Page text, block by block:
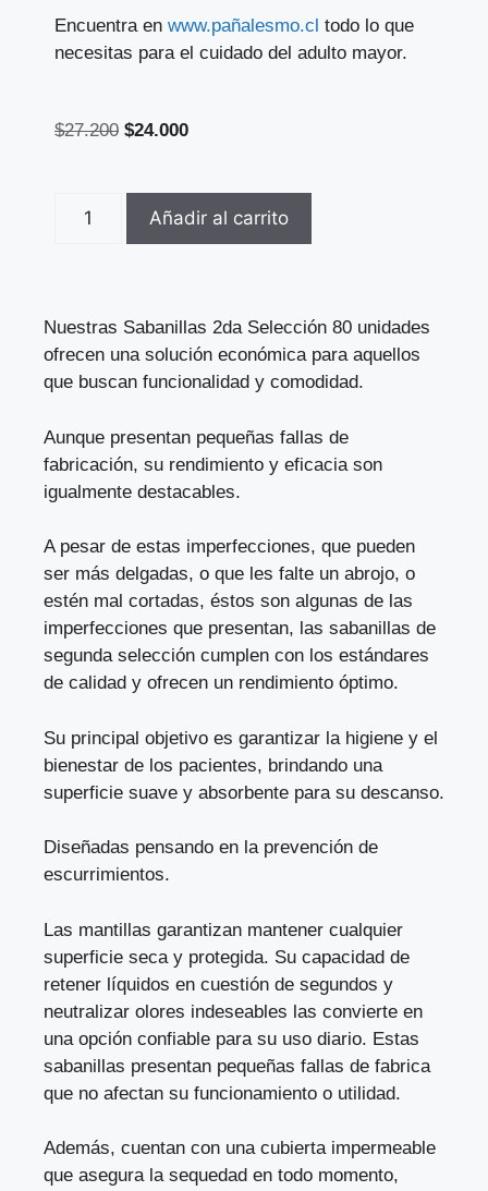
Encuentra en www.pañalesmo.cl todo lo que
necesitas para el cuidado del adulto mayor.
$27.200 $24.000
Añadir al carrito
Nuestras Sabanillas 2da Selección 80 unidades
ofrecen una solución económica para aquellos
que buscan funcionalidad y comodidad.
Aunque presentan pequeñas fallas de
fabricación, su rendimiento y eficacia son
igualmente destacables.
A pesar de estas imperfecciones, que pueden
ser más delgadas, o que les falte un abrojo, o
estén mal cortadas, éstos son algunas de las
imperfecciones que presentan, las sabanillas de
segunda selección cumplen con los estándares
de calidad y ofrecen un rendimiento óptimo.
Su principal objetivo es garantizar la higiene y el
bienestar de los pacientes, brindando una
superficie suave y absorbente para su descanso.
Diseñadas pensando en la prevención de
escurrimientos.
Las mantillas garantizan mantener cualquier
superficie seca y protegida. Su capacidad de
retener líquidos en cuestión de segundos y
neutralizar olores indeseables las convierte en
una opción confiable para su uso diario. Estas
sabanillas presentan pequeñas fallas de fabrica
que no afectan su funcionamiento o utilidad.
Además, cuentan con una cubierta impermeable
que asegura la sequedad en todo momento,